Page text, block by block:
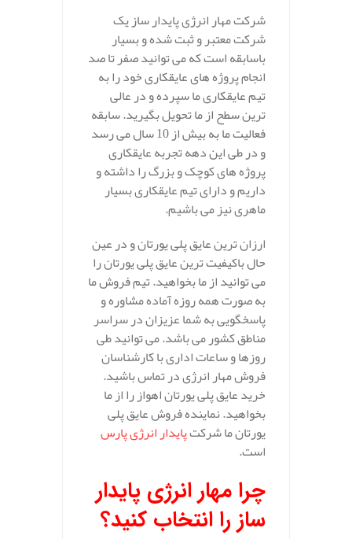
شرکت مهار انرژی پایدار ساز یک
شرکت معتبر و ثبت شده و بسیار
باسابقه است که می توانید صفر تا صد
انجام پروژه های عایقکاری خود را به
تیم عایقکاری ما سپرده و در عالی
ترین سطح از ما تحویل بگیرید. سابقه
فعالیت ما به بیش از 10 سال می رسد
و در طی این دهه تجربه عایقکاری
پروژه های کوچک و بزرگ را داشته و
داریم و دارای تیم عایقکاری بسیار
ماهری نیز می باشیم.
ارزان ترین عایق پلی یورتان و در عین
حال باکیفیت ترین عایق پلی یورتان را
می توانید از ما بخواهید. تیم فروش ما
به صورت همه روزه آماده مشاوره و
پاسخگویی به شما عزیزان در سراسر
مناطق کشور می باشد. می توانید طی
روزها و ساعات اداری با کارشناسان
فروش مهار انرژی در تماس باشید.
خرید عایق پلی یورتان اهواز را از ما
بخواهید. نماینده فروش عایق پلی
یورتان ما شرکتپایدار انرژی پارس
است.
چرا مهار انرژی پایدار
ساز را انتخاب کنید؟